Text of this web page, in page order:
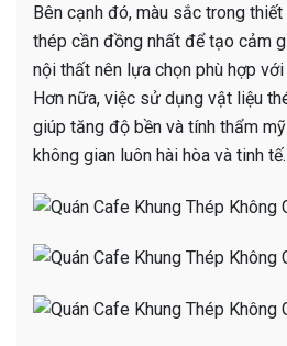
Bên cạnh đó, màu sắc trong
thép cần đồng nhất để tạo cảm
nội thất nên lựa chọn phù hợp
Hơn nữa, việc sử dụng vật liệu
giúp tăng độ bền và tính thẩm
không gian luôn hài hòa và tinh tế.